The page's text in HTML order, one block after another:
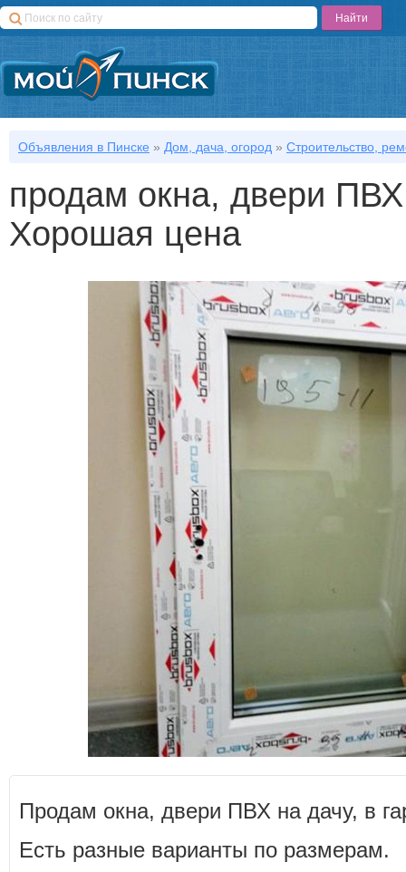
Объявления в Пинске » Дом, дача, огород » Строительство,
продам окна, двери
Хорошая цена
Продам окна, двери ПВХ на дачу, в
Есть разные варианты по размерам.